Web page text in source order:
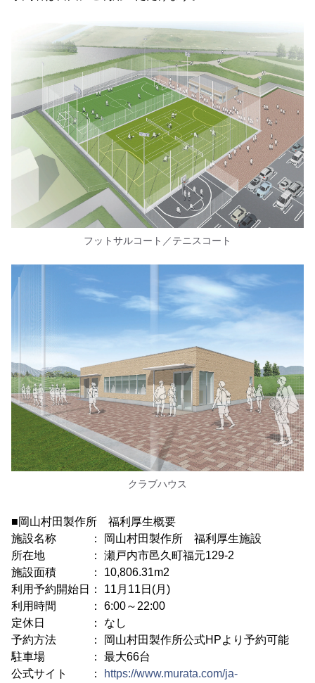
フットサルコート／テニスコート
クラブハウス
■岡山村田製作所 福利厚生概要
施設名称 ： 岡山村田製作所 福利厚生施設
所在地 ： 瀬戸内市邑久町福元129-2
施設面積 ： 10,806.31m2
利用予約開始日： 11月11日(月)
利用時間 ： 6:00～22:00
定休日 ： なし
予約方法 ： 岡山村田製作所公式HPより予約可能
駐車場 ： 最大66台
公式サイト ：
https://www.murata.com/ja-